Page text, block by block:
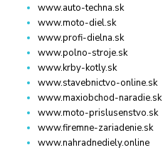
www.auto-techna.sk
www.moto-diel.sk
www.profi-dielna.sk
www.polno-stroje.sk
www.krby-kotly.sk
www.stavebnictvo-online.sk
www.maxiobchod-naradie.sk
www.moto-prislusenstvo.sk
www.firemne-zariadenie.sk
www.nahradnediely.online